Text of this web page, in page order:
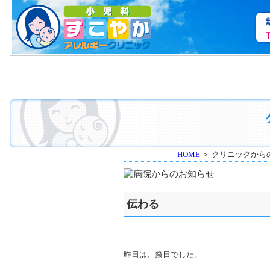
HOME ＞ クリニックか
伝わる
昨日は、祭日でした。